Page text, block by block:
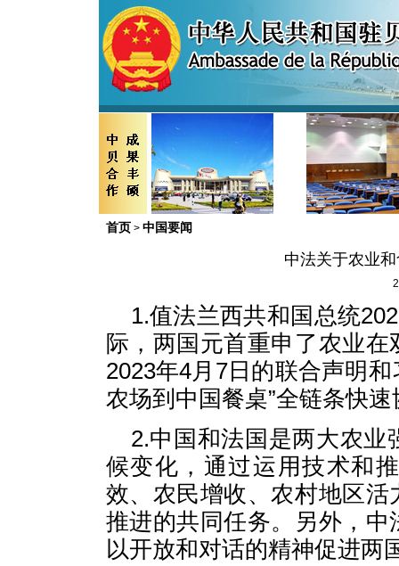
首页 > 中国要闻
中法关于农业
1.值法兰西共和国总统
际，两国元首重申了农业
2023年4月7日的联合声明
农场到中国餐桌”全链条快
2.中国和法国是两大农
候变化，通过运用技术和
效、农民增收、农村地区
推进的共同任务。另外，
以开放和对话的精神促进两